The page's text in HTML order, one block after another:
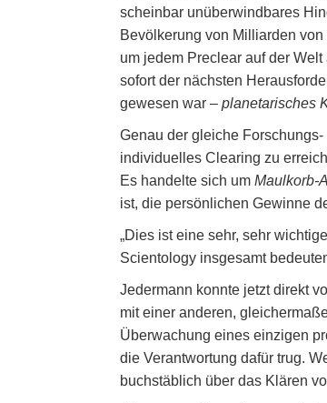
scheinbar unüberwindbares
Bevölkerung von Milliarden
um jedem Preclear auf der
sofort der nächsten
gewesen war – planetarisches
Genau der gleiche
individuelles Clearing zu
Es handelte sich um Maulkorb-
ist, die persönlichen Gewinne
„Dies ist eine sehr, sehr
Scientology insgesamt
Jedermann konnte jetzt direkt
mit einer anderen,
Überwachung eines einzigen
die Verantwortung dafür trug.
buchstäblich über das Klären